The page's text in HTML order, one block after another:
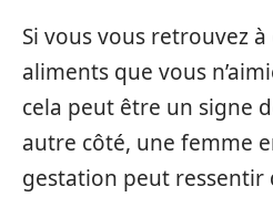
Si vous vous retrouvez
aliments que vous
cela peut être un signe
autre côté, une femme
gestation peut ressentir